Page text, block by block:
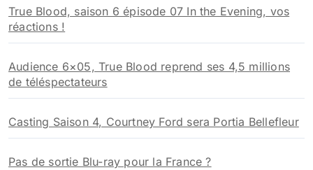
e
r
True Blood, saison 6 épisode 07 In the Evening, vos
réactions !
Audience 6×05, True Blood reprend ses 4,5 millions
de téléspectateurs
Casting Saison 4, Courtney Ford sera Portia Bellefleur
Pas de sortie Blu-ray pour la France ?